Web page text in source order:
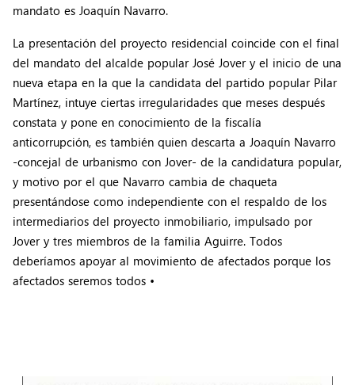
mandato es Joaquín Navarro.
La presentación del proyecto residencial coincide con el final
del mandato del alcalde popular José Jover y el inicio de una
nueva etapa en la que la candidata del partido popular Pilar
Martínez, intuye ciertas irregularidades que meses después
constata y pone en conocimiento de la fiscalía
anticorrupción, es también quien descarta a Joaquín Navarro
-concejal de urbanismo con Jover- de la candidatura popular,
y motivo por el que Navarro cambia de chaqueta
presentándose como independiente con el respaldo de los
intermediarios del proyecto inmobiliario, impulsado por
Jover y tres miembros de la familia Aguirre. Todos
deberíamos apoyar al movimiento de afectados porque los
afectados seremos todos •